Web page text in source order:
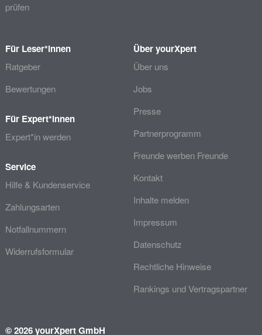
prüfen
Für Leser*innen
Ratgeber
Bewertungen
Für Expert*innen
Expert*in werden
Service
Hilfe & Kundenservice
Zahlungsarten
Notfallnummern
Widerrufsformular
Über yourXpert
Über uns
Jobs
Presse
Partnerprogramm
Freunde werben Freunde
Kontakt
Inhalte melden
Impressum
Datenschutz
Rechtliche Hinweise
Rankings und Vertragspartner
© 2026 yourXpert GmbH